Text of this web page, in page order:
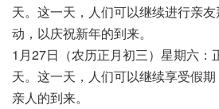
天。这一天，人们可以继续进行亲
动，以庆祝新年的到来。
1月27日（农历正月初三）星期六：
天。这一天，人们可以继续享受假
亲人的到来。